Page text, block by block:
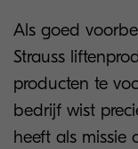
Als goed
Strauss
producten te
bedrijf wist
heeft als missie